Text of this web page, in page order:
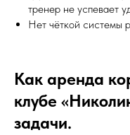
тренер не успевает
Нет чёткой системы
Как аренда
клубе
задачи.